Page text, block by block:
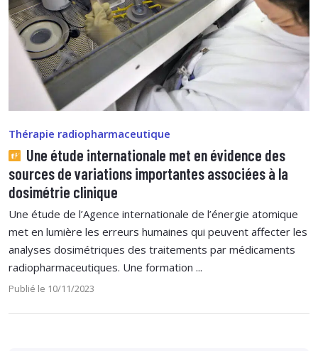
Thérapie radiopharmaceutique
Une étude internationale met en évidence des
sources de variations importantes associées à la
dosimétrie clinique
Une étude de l’Agence internationale de l’énergie atomique
met en lumière les erreurs humaines qui peuvent affecter les
analyses dosimétriques des traitements par médicaments
radiopharmaceutiques. Une formation ...
Publié le 10/11/2023